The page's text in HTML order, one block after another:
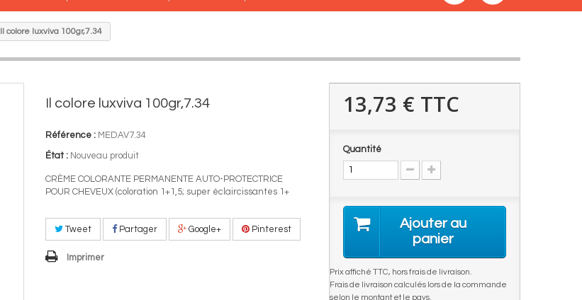
Il colore luxviva 100gr,7.34
Il colore luxviva 100gr,7.34
Référence : MEDAV7.34
État : Nouveau produit
CRÈME COLORANTE PERMANENTE AUTO-PROTECTRICE
POUR CHEVEUX (coloration 1+1,5; super éclaircissantes 1+
Tweet Partager Google+ Pinterest
Imprimer
13,73 € TTC
Quantité
Ajouter au
panier
Prix affiché TTC, hors frais de livraison.
Frais de livraison calculés lors de la commande
selon le montant et le pays.